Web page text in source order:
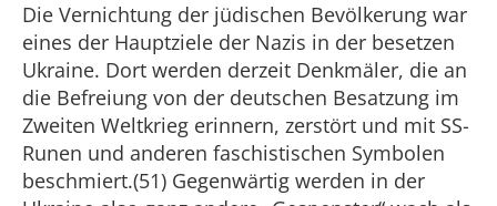
Die Vernichtung der jüdischen Bevölkerung war
eines der Hauptziele der Nazis in der besetzen
Ukraine. Dort werden derzeit Denkmäler, die an
die Befreiung von der deutschen Besatzung im
Zweiten Weltkrieg erinnern, zerstört und mit SS-
Runen und anderen faschistischen Symbolen
beschmiert.(51) Gegenwärtig werden in der